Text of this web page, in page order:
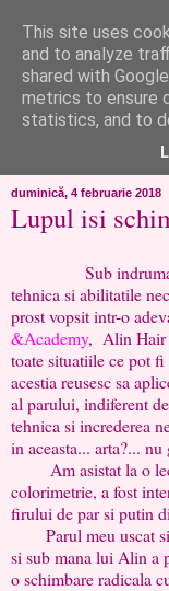
like
..de
chef..incercate pe
duminică, 4 februarie 2018
Lupul isi
Sub indrumarea
tehnica si abilitatile
prost vopsit intr-o
&Academy, Alin Hair
toate situatiile ce pot
acestia reusesc sa
al parului, indiferent
tehnica si increderea
in aceasta... arta?... nu
Am asistat la o
colorimetrie, a fost
firului de par si putin
Parul meu uscat si
si sub mana lui Alin a
o schimbare radicala
This site uses
and to analyze
shared with
metrics to ensure
statistics, and to